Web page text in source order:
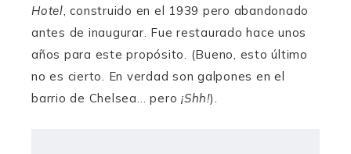
Hotel, construido en el 1939 pero abandonado
antes de inaugurar. Fue restaurado hace unos
años para este propósito. (Bueno, esto último
no es cierto. En verdad son galpones en el
barrio de Chelsea… pero ¡Shh!).